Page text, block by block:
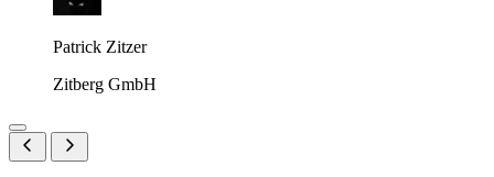
Patrick Zitzer
Zitberg GmbH